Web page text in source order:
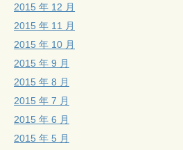
2015 年 12 月
2015 年 11 月
2015 年 10 月
2015 年 9 月
2015 年 8 月
2015 年 7 月
2015 年 6 月
2015 年 5 月